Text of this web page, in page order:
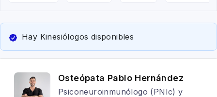
Hay Kinesiólogos disponibles
Osteópata Pablo Hernández
Psiconeuroinmunólogo (PNIc) y